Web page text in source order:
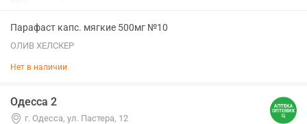
Парафаст капс. мягкие 500мг №10
ОЛИВ ХЕЛСКЕР
Нет в наличии
Одесса 2
г. Одесса, ул. Пастера, 12